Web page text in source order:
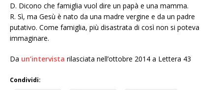
D. Dicono che famiglia vuol dire un papà e una mamma.
R. Sì, ma Gesù è nato da una madre vergine e da un padre
putativo. Come famiglia, più disastrata di così non si poteva
immaginare.
Da un’intervista rilasciata nell’ottobre 2014 a Lettera 43
Condividi: